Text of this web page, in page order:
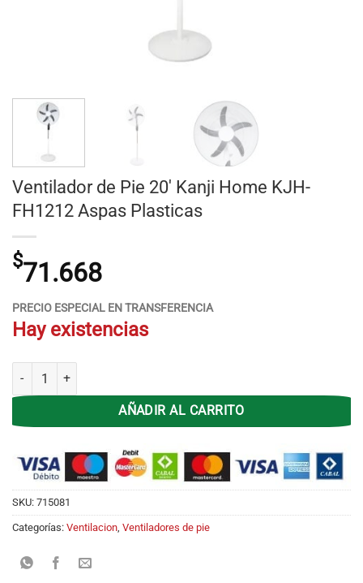
Ventilador de Pie 20′ Kanji Home KJH-
FH1212 Aspas Plasticas
$71.668
PRECIO ESPECIAL EN TRANSFERENCIA
Hay existencias
Ventilador de Pie 20' Kanji Home KJH-FH1212 Aspas Plasticas
AÑADIR AL CARRITO
SKU: 715081
Categorías: Ventilacion, Ventiladores de pie